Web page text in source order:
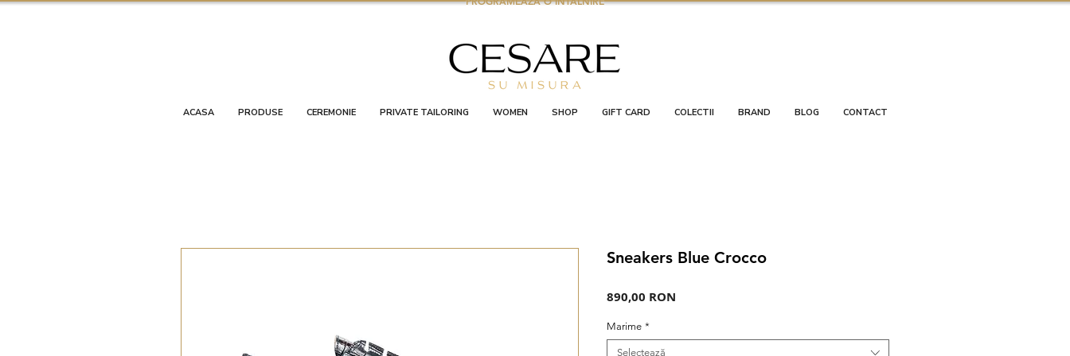
ACASA PRODUSE CEREMONIE PRIVATE TAILORING WOMEN SHOP GIFT CARD COLECTII BRAND BLOG CONTACT
Sneakers Blue Crocco
890,00 RON
Marime *
Selectează